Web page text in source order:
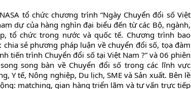
tổ chức chương trình “Ngày Chuyển đổi số Việt
dự của hàng nghìn đại biểu đến từ các Bộ, ngành,
tổ chức trong nước và quốc tế. Chương trình bao
sẻ phương pháp luận về chuyển đổi số, tọa đàm
tiến trình Chuyển đổi số tại Việt Nam ?” và 06 phiên
song bàn về Chuyển đổi số trong các lĩnh vực
Y tế, Nông nghiệp, Du lịch, SME và Sản xuất. Bên lề
matching, gian hàng triển lãm và tư vấn trực tiếp